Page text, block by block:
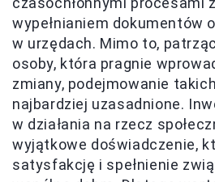
wypełnianiem dokumentów
w urzędach. Mimo to,
osoby, która pragnie
zmiany, podejmowanie
najbardziej uzasadnione.
w działania na rzecz
wyjątkowe doświadczenie,
satysfakcję i spełnienie